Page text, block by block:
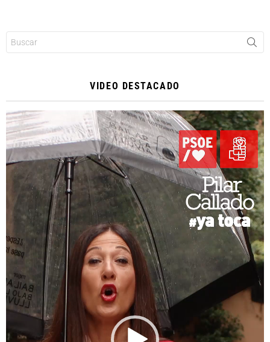
VIDEO DESTACADO
Reproductor
de
vídeo